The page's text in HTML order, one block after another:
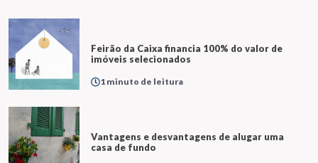
Feirão da Caixa financia 100% do valor de
imóveis selecionados
1 minuto de leitura
Vantagens e desvantagens de alugar uma
casa de fundo